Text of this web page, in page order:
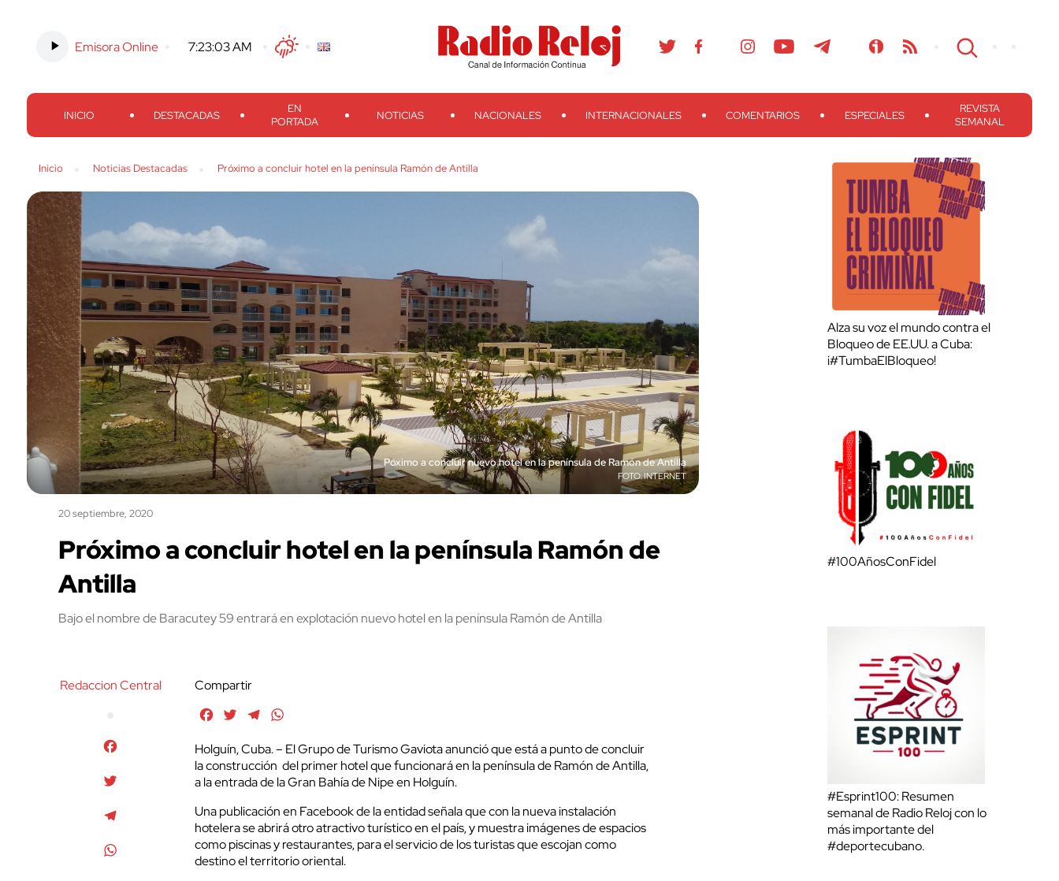
Emisora Online 7:23:04 AM TwitterFacebook
Threads
Instagram TelegramTeveo Ivoox RSS Search
INICIO DESTACADAS
EN
PORTADA
NOTICIAS NACIONALES INTERNACIONALES COMENTARIOS ESPECIALES
REVISTA
SEMANAL
Inicio Noticias Destacadas Próximo a concluir hotel en la península Ramón de Antilla
Póximo a concluir nuevo hotel en la península de Ramón de Antilla
INTERNET
20 septiembre, 2020
Próximo a concluir hotel en la península Ramón de
Antilla
Bajo el nombre de Baracutey 59 entrará en explotación nuevo hotel en la península Ramón de Antilla
Redaccion Central
Compartir
FacebookTwitterTelegram
Holguín, Cuba. – El Grupo de Turismo Gaviota anunció que está a punto de concluir
la construcción del primer hotel que funcionará en la península de Ramón de Antilla,
a la entrada de la Gran Bahía de Nipe en Holguín.
Una publicación en Facebook de la entidad señala que con la nueva instalación
hotelera se abrirá otro atractivo turístico en el país, y muestra imágenes de espacios
como piscinas y restaurantes, para el servicio de los turistas que escojan como
destino el territorio oriental.
Alza su voz el mundo contra el
Bloqueo de EE.UU. a Cuba:
¡#TumbaElBloqueo!
#100AñosConFidel
#Esprint100: Resumen
semanal de Radio Reloj con lo
más importante del
#deportecubano.